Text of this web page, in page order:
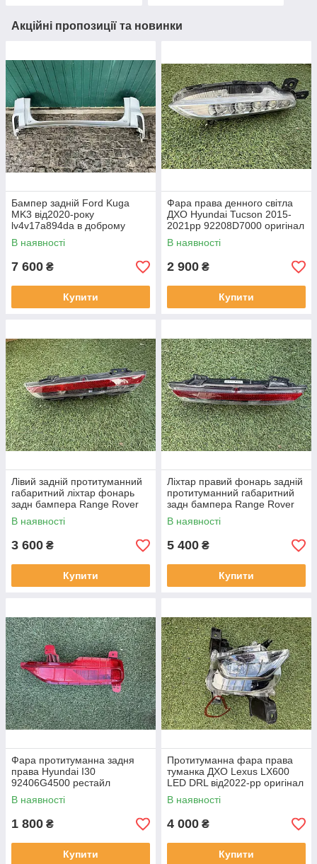
Акційні пропозиції та новинки
Бампер задній Ford Kuga
MK3 від2020-року
lv4v17a894da в доброму
стані , можно не фарбувати
В наявності
7 600 ₴
Купити
Фара права денного світла
ДХО Hyundai Tucson 2015-
2021рр 92208D7000 оригінал
бв відсутнє одне кріплення,
повністю робоча
В наявності
2 900 ₴
Купити
Лівий задній протитуманний
габаритний ліхтар фонарь
задн бампера Range Rover
L460 від 2021-рр LR152299
оригінал бв повністю р
В наявності
3 600 ₴
Купити
Ліхтар правий фонарь задній
протитуманний габаритний
задн бампера Range Rover
L460 від2021-рр, LR152295
оригінал повністю робо
В наявності
5 400 ₴
Купити
Фара протитуманна задня
права Hyundai I30
92406G4500 рестайл
від2020-рр оригінал бв
відсутнє одне кріплення
В наявності
1 800 ₴
Купити
Протитуманна фара права
туманка ДХО Lexus LX600
LED DRL від2022-рр оригінал
бв відсутнє одно кріплення
В наявності
4 000 ₴
Купити